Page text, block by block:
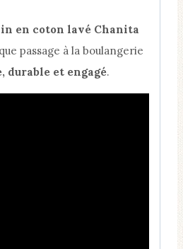
en coton lavé Chanita
passage à la boulangerie
durable et engagé.